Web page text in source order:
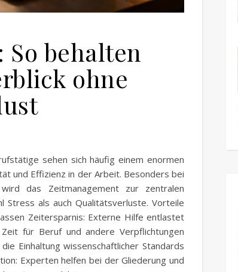
behalten
ohne
sehen sich häufig einem enormen
und Effizienz in der Arbeit. Besonders bei
das Zeitmanagement zur zentralen
als auch Qualitätsverluste. Vorteile
Zeitersparnis: Externe Hilfe entlastet
für Beruf und andere Verpflichtungen
Einhaltung wissenschaftlicher Standards
Experten helfen bei der Gliederung und